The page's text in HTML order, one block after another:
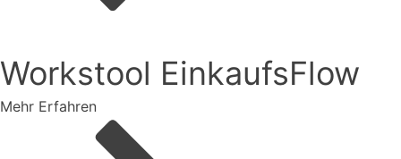
Workstool EinkaufsFlow
Mehr Erfahren